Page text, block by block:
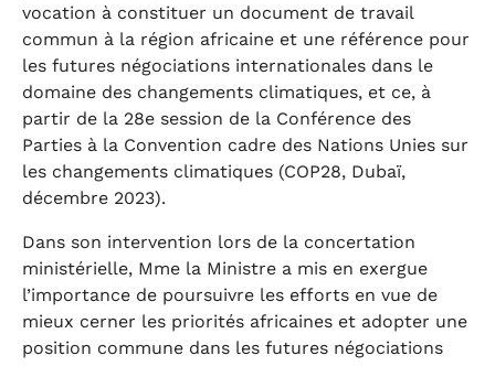
vocation à constituer un document de travail
commun à la région africaine et une référence pour
les futures négociations internationales dans le
domaine des changements climatiques, et ce, à
partir de la 28e session de la Conférence des
Parties à la Convention cadre des Nations Unies sur
les changements climatiques (COP28, Dubaï,
décembre 2023).
Dans son intervention lors de la concertation
ministérielle, Mme la Ministre a mis en exergue
l’importance de poursuivre les efforts en vue de
mieux cerner les priorités africaines et adopter une
position commune dans les futures négociations